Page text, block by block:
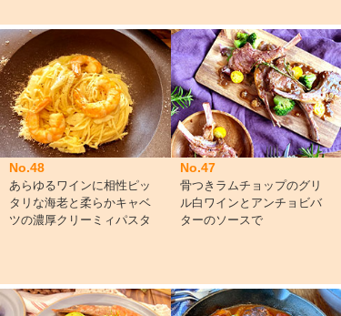
No.48
あらゆるワインに相性ピッ
タリな海老と柔らかキャベ
ツの濃厚クリーミィパスタ
No.47
骨つきラムチョップのグリ
ル白ワインとアンチョビバ
ターのソースで